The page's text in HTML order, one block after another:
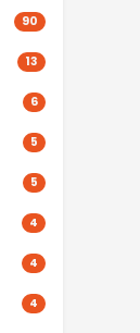
90
13
6
5
5
4
4
4